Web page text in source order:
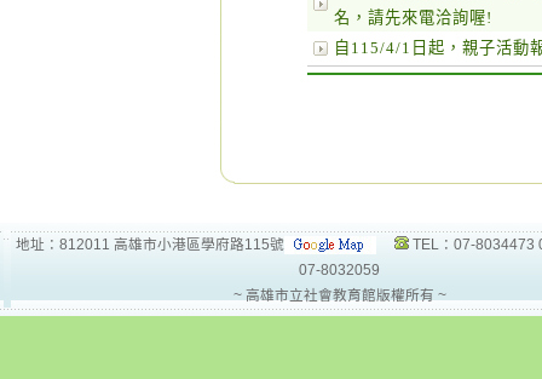
名，請先來電洽詢喔!
自115/4/1日起，親子活動
地址：812011 高雄市小港區學府路115號
TEL：07-8034473
07-8032059
~ 高雄市立社會教育館版權所有 ~